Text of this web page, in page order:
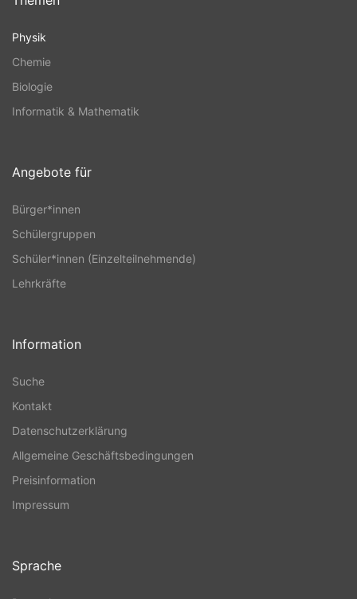
Physik
Chemie
Biologie
Informatik & Mathematik
Angebote für
Bürger*innen
Schülergruppen
Schüler*innen (Einzelteilnehmende)
Lehrkräfte
Information
Suche
Kontakt
Datenschutzerklärung
Allgemeine Geschäftsbedingungen
Preisinformation
Impressum
Sprache